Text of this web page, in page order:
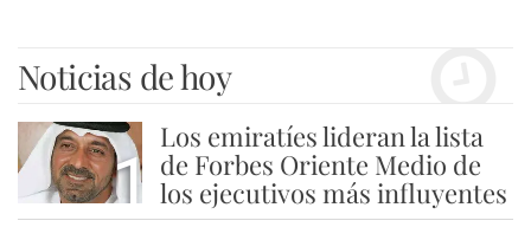
Noticias de hoy
1
Los emiratíes lideran la lista
de Forbes Oriente Medio de
los ejecutivos más influyentes